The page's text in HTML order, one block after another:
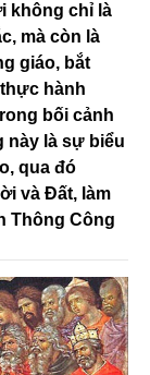
không chỉ là
mà còn là
giáo, bắt
hành
bối cảnh
này là sự biểu
qua đó
và Đất, làm
Thông Công